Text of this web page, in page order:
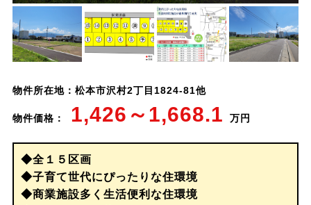
物件所在地：松本市沢村2丁目1824-81他
物件価格： 1,426～1,668.1 万円
◆全１５区画
◆子育て世代にぴったりな住環境
◆商業施設多く生活便利な住環境